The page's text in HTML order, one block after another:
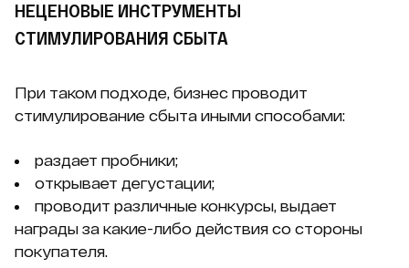
НЕЦЕНОВЫЕ ИНСТРУМЕНТЫ
СТИМУЛИРОВАНИЯ СБЫТА
При таком подходе, бизнес проводит
стимулирование сбыта иными способами:
раздает пробники;
открывает дегустации;
проводит различные конкурсы, выдает
награды за какие-либо действия со стороны
покупателя.